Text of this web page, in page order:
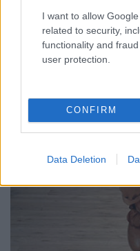
I want to allow
related to security,
functionality and
user protection.
CONFIRM
Data Deletion